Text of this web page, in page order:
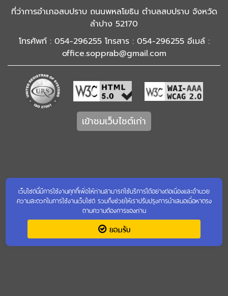
ที่ว่าการอำเภอสบปราบ ถนนพหลโยธิน ตำบลสบปราบ จังหวัด
ลำปาง 52170
โทรศัพท์ : 054-296255 โทรสาร : 054-296255 อีเมล์ :
office.sopprab@gmail.com
เข้าชมเว็บไซต์เก่า
เว็บไซต์นี้มีการใช้งานคุกกี้เพื่อให้ท่านสามารถใช้บริการได้อย่างต่อเนื่องและอำนวย
ความสะดวกในการใช้งานเว็บไซต์ รวมถึงช่วยให้เราปรับปรุงการนำเสนอเนื้อหาตรง
ตามความต้องการของท่าน
ยอมรับ